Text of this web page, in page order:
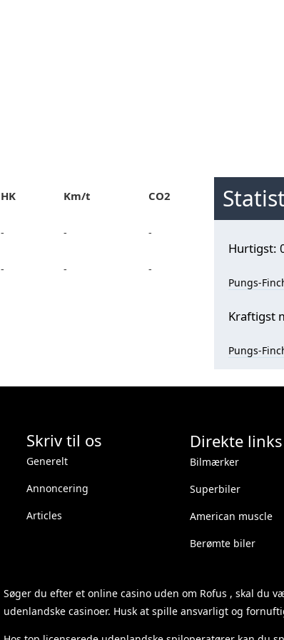
HK Km/t CO2
- - -
- - -
Hurtigst:
Pungs-
Kraftigst
Pungs-
Skriv til os
Generelt
Annoncering
Articles
Direkte links
Bilmærker
Superbiler
American muscle
Berømte biler
Søger du efter et online casino uden om Rofus , skal du
udenlandske casinoer. Husk at spille ansvarligt og